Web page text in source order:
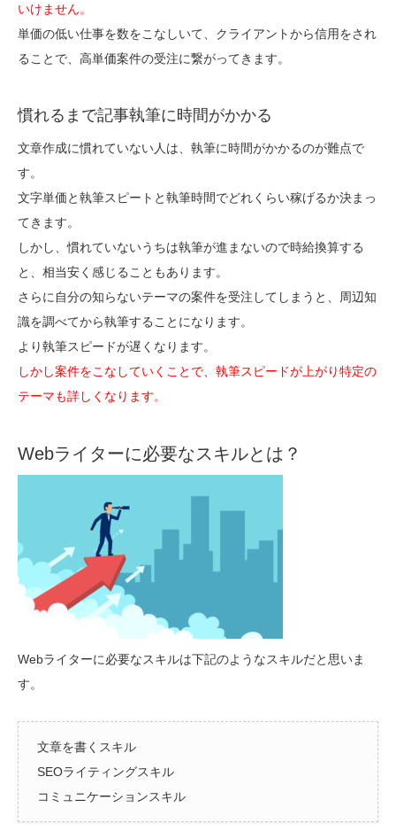
いけません。
単価の低い仕事を数をこなしいて、クライアントから信用をされ
ることで、高単価案件の受注に繋がってきます。
慣れるまで記事執筆に時間がかかる
文章作成に慣れていない人は、執筆に時間がかかるのが難点で
す。
文字単価と執筆スピートと執筆時間でどれくらい稼げるか決まっ
てきます。
しかし、慣れていないうちは執筆が進まないので時給換算する
と、相当安く感じることもあります。
さらに自分の知らないテーマの案件を受注してしまうと、周辺知
識を調べてから執筆することになります。
より執筆スピードが遅くなります。
しかし案件をこなしていくことで、執筆スピードが上がり特定の
テーマも詳しくなります。
Webライターに必要なスキルとは？
Webライターに必要なスキルは下記のようなスキルだと思いま
す。
文章を書くスキル
SEOライティングスキル
コミュニケーションスキル